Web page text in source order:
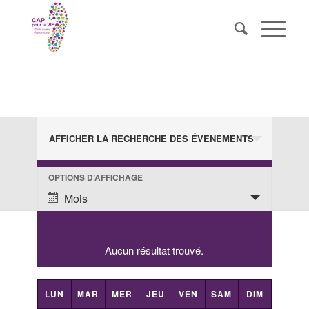
Évènements en août 2026
et
navigation
de
vues
AFFICHER LA RECHERCHE DES ÉVÈNEMENTS
Navigation
de
vues
OPTIONS D’AFFICHAGE
Mois
Aucun résultat trouvé.
Calendrier
LUN MAR MER JEU VEN SAM DIM